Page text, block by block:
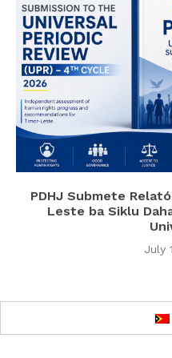
PDHJ Submete
Leste ba Siklu
July